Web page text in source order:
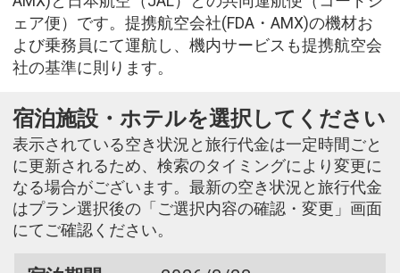
ェア便）です。提携航空会社(FDA・AMX)の機材お
よび乗務員にて運航し、機内サービスも提携航空会
社の基準に則ります。
宿泊施設・ホテルを選択してください
表示されている空き状況と旅行代金は一定時間ごと
に更新されるため、検索のタイミングにより変更に
なる場合がございます。最新の空き状況と旅行代金
はプラン選択後の「ご選択内容の確認・変更」画面
にてご確認ください。